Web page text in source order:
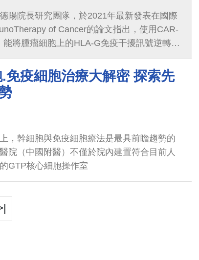
陽院長研究團隊，於2021年最新發表在國際
of Cancer的論文指出，使用CAR-
將腫瘤細胞上的HLA-G免疫干擾訊號逆轉成
種實體癌症的效果，包含三陰性...
免疫細胞治療大解密 探索先
，幹細胞與免疫細胞療法是最具前瞻趨勢的
院（中國附醫）不僅於院內建置符合目前人
GTP核心細胞操作室